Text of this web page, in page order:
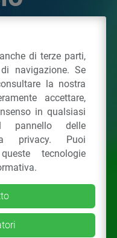
Milano (MI)
Policy &Cookie
di terze parti,
navigazione. Se
la nostra
accettare,
in qualsiasi
pannello delle
privacy. Puoi
tecnologie